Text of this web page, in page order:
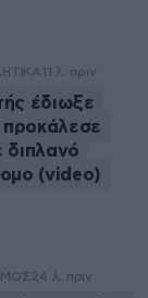
11 λ. πριν
έδιωξε
προκάλεσε
διπλανό
(video)
24 λ. πριν